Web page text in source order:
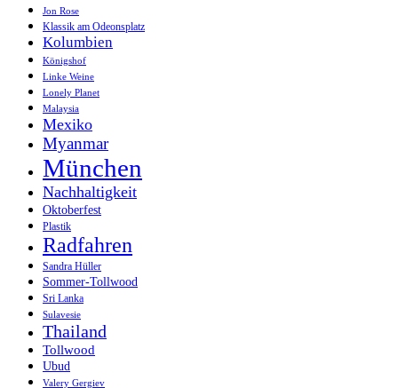
Jon Rose
Klassik am Odeonsplatz
Kolumbien
Königshof
Linke Weine
Lonely Planet
Malaysia
Mexiko
Myanmar
München
Nachhaltigkeit
Oktoberfest
Plastik
Radfahren
Sandra Hüller
Sommer-Tollwood
Sri Lanka
Sulavesie
Thailand
Tollwood
Ubud
Valery Gergiev